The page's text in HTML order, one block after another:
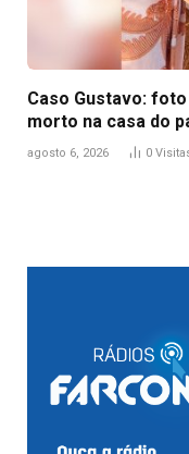
Caso Gustavo:
morto na casa do
agosto 6, 2026 0